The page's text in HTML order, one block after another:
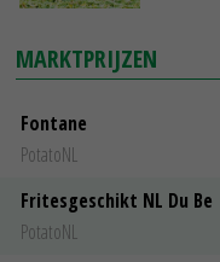
MARKTPRIJZEN
Fontane
PotatoNL
Fritesgeschikt NL Du Be
PotatoNL